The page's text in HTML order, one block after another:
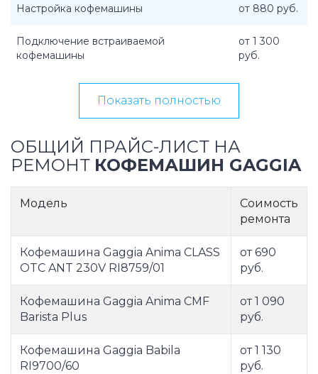
Настройка кофемашины от 880 руб.
Подключение встраиваемой
кофемашины
от 1 300
руб.
Показать полностью
ОБЩИЙ ПРАЙС-ЛИСТ НА
РЕМОНТ КОФЕМАШИН GAGGIA
Модель
Соимость
ремонта
Кофемашина Gaggia Anima CLASS
OTC ANT 230V RI8759/01
от 690
руб.
Кофемашина Gaggia Anima CMF
Barista Plus
от 1 090
руб.
Кофемашина Gaggia Babila
RI9700/60
от 1 130
руб.